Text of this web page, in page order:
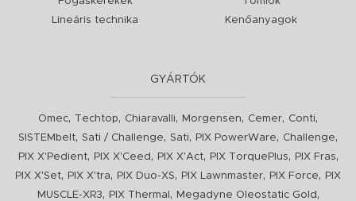
Lineáris technika
Kenőanyagok
GYÁRTÓK
Omec, Techtop, Chiaravalli, Morgensen, Cemer, Conti,
SISTEMbelt, Sati / Challenge, Sati, PIX PowerWare, Challenge,
PIX X'Pedient, PIX X'Ceed , PIX X'Act, PIX TorquePlus, PIX Fras,
PIX X'Set, PIX X'tra, PIX Duo-XS, PIX Lawnmaster, PIX Force,
PIX
MUSCLE-XR3, PIX Thermal , Megadyne Oleostatic Gold ,